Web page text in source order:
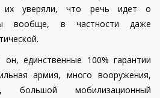
их уверяли, что речь идет о
вообще, в частности даже
он, единственные 100% гарантии
армия, много вооружения,
большой мобилизационный